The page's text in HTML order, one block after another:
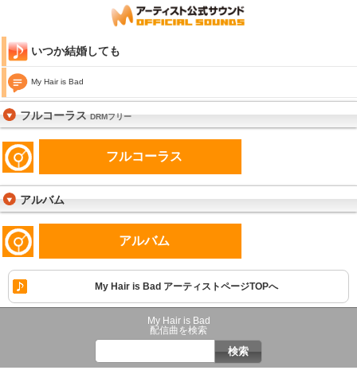
いつか結婚しても
My Hair is Bad
フルコーラスDRMフリー
フルコーラス
アルバム
アルバム
My Hair is Bad アーティストページTOPへ
My Hair is Bad
配信曲を検索